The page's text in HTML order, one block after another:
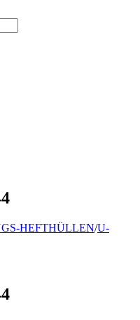
HEFTHÜLLEN/U-